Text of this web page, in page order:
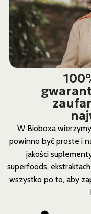
W Bioboxa
powinno być proste i
jakości
superfoods,
wszystko po to, aby